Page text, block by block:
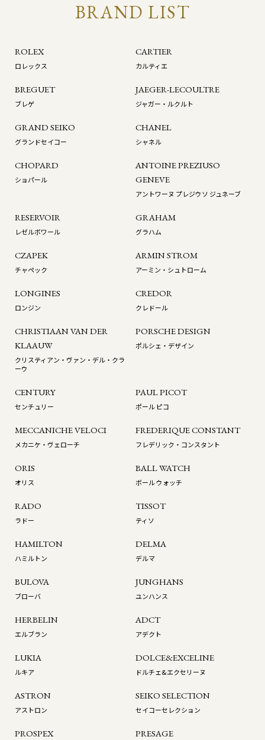
BRAND LIST
ROLEX
ロレックス
CARTIER
カルティエ
BREGUET
ブレゲ
JAEGER-LECOULTRE
ジャガー・ルクルト
GRAND SEIKO
グランドセイコー
CHANEL
シャネル
CHOPARD
ショパール
ANTOINE PREZIUSO
GENEVE
アントワーヌ プレジウソ ジュネーブ
RESERVOIR
レゼルボワール
GRAHAM
グラハム
CZAPEK
チャペック
ARMIN STROM
アーミン・シュトローム
LONGINES
ロンジン
CREDOR
クレドール
CHRISTIAAN VAN DER
KLAAUW
クリスティアン・ヴァン・デル・クラ
ーウ
PORSCHE DESIGN
ポルシェ・デザイン
CENTURY
センチュリー
PAUL PICOT
ポール ピコ
MECCANICHE VELOCI
メカニケ・ヴェローチ
FREDERIQUE CONSTANT
フレデリック・コンスタント
ORIS
オリス
BALL WATCH
ボール ウォッチ
RADO
ラドー
TISSOT
ティソ
HAMILTON
ハミルトン
DELMA
デルマ
BULOVA
ブローバ
JUNGHANS
ユンハンス
HERBELIN
エルブラン
ADCT
アデクト
LUKIA
ルキア
DOLCE&EXCELINE
ドルチェ&エクセリーヌ
ASTRON
アストロン
SEIKO SELECTION
セイコーセレクション
PROSPEX PRESAGE